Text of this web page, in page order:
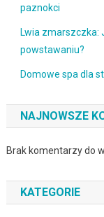
paznokci
Lwia zmarszczka:
powstawaniu?
Domowe spa dla
NAJNOWSZE
Brak komentarzy do
KATEGORIE